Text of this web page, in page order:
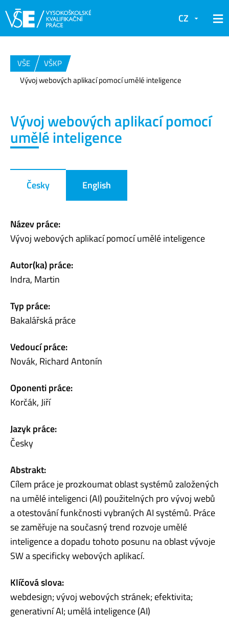
CZ
VŠE
VŠKP
Vývoj webových aplikací pomocí umělé inteligence
Vývoj webových aplikací pomocí
umělé inteligence
Česky English
Název práce:
Vývoj webových aplikací pomocí umělé inteligence
Autor(ka) práce:
Indra, Martin
Typ práce:
Bakalářská práce
Vedoucí práce:
Novák, Richard Antonín
Oponenti práce:
Korčák, Jiří
Jazyk práce:
Česky
Abstrakt:
Cílem práce je prozkoumat oblast systémů založených
na umělé inteligenci (AI) použitelných pro vývoj webů
a otestování funkčnosti vybraných AI systémů. Práce
se zaměřuje na současný trend rozvoje umělé
inteligence a dopadu tohoto posunu na oblast vývoje
SW a specificky webových aplikací.
Klíčová slova:
webdesign; vývoj webových stránek; efektivita;
generativní AI; umělá inteligence (AI)